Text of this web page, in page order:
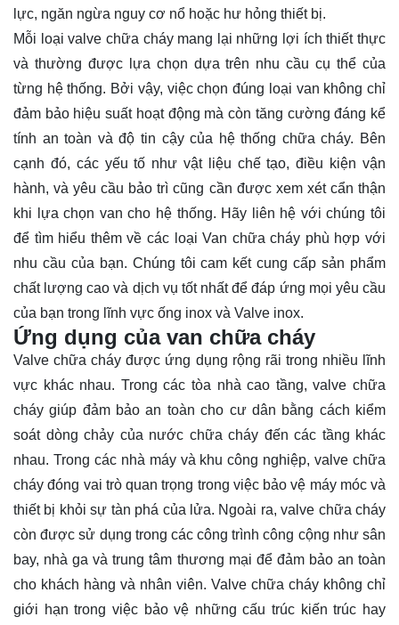
lực, ngăn ngừa nguy cơ nổ hoặc hư hỏng thiết bị.
Mỗi loại valve chữa cháy mang lại những lợi ích thiết thực
và thường được lựa chọn dựa trên nhu cầu cụ thể của
từng hệ thống. Bởi vậy, việc chọn đúng loại van không chỉ
đảm bảo hiệu suất hoạt động mà còn tăng cường đáng kể
tính an toàn và độ tin cậy của hệ thống chữa cháy. Bên
cạnh đó, các yếu tố như vật liệu chế tạo, điều kiện vận
hành, và yêu cầu bảo trì cũng cần được xem xét cẩn thận
khi lựa chọn van cho hệ thống. Hãy
liên hệ với chúng tôi
để tìm hiểu thêm về các loại Van chữa cháy phù hợp với
nhu cầu của bạn. Chúng tôi cam kết cung cấp sản phẩm
chất lượng cao và dịch vụ tốt nhất để đáp ứng mọi yêu cầu
của bạn trong lĩnh vực ống inox và Valve inox.
Ứng dụng của van chữa cháy
Valve chữa cháy được ứng dụng rộng rãi trong nhiều lĩnh
vực khác nhau. Trong các tòa nhà cao tầng, valve chữa
cháy giúp đảm bảo an toàn cho cư dân bằng cách kiểm
soát dòng chảy của nước chữa cháy đến các tầng khác
nhau. Trong các nhà máy và khu công nghiệp, valve chữa
cháy đóng vai trò quan trọng trong việc bảo vệ máy móc và
thiết bị khỏi sự tàn phá của lửa. Ngoài ra, valve chữa cháy
còn được sử dụng trong các công trình công cộng như sân
bay, nhà ga và trung tâm thương mại để đảm bảo an toàn
cho khách hàng và nhân viên. Valve chữa cháy không chỉ
giới hạn trong việc bảo vệ những cấu trúc kiến trúc hay